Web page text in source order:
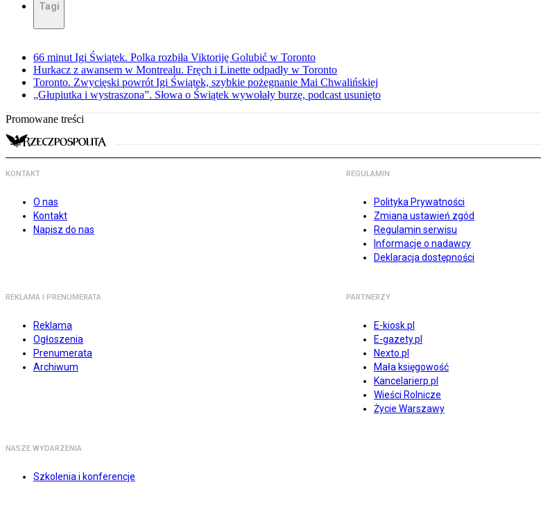
Tagi
66 minut Igi Świątek. Polka rozbiła Viktoriję Golubić w Toronto
Hurkacz z awansem w Montrealu. Fręch i Linette odpadły w Toronto
Toronto. Zwycięski powrót Igi Świątek, szybkie pożegnanie Mai Chwalińskiej
„Głupiutka i wystraszona”. Słowa o Świątek wywołały burzę, podcast usunięto
Promowane treści
KONTAKT
O nas
Kontakt
Napisz do nas
REGULAMIN
Polityka Prywatności
Zmiana ustawień zgód
Regulamin serwisu
Informacje o nadawcy
Deklaracja dostępności
REKLAMA I PRENUMERATA
Reklama
Ogłoszenia
Prenumerata
Archiwum
PARTNERZY
E-kiosk.pl
E-gazety.pl
Nexto.pl
Mała księgowość
Kancelarierp.pl
Wieści Rolnicze
Życie Warszawy
NASZE WYDARZENIA
Szkolenia i konferencje